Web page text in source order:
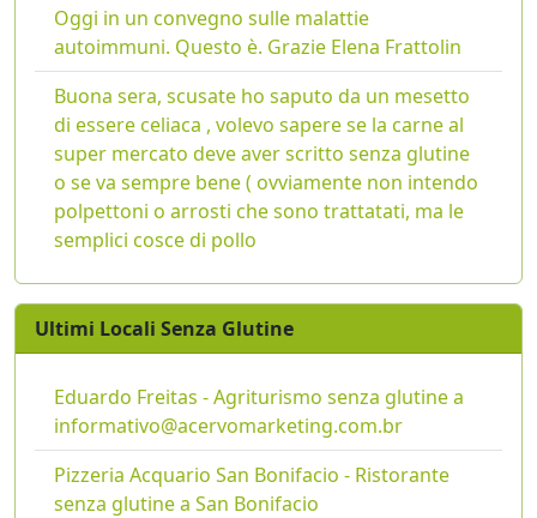
Oggi in un convegno sulle malattie
autoimmuni. Questo è. Grazie Elena Frattolin
Buona sera, scusate ho saputo da un mesetto
di essere celiaca , volevo sapere se la carne al
super mercato deve aver scritto senza glutine
o se va sempre bene ( ovviamente non intendo
polpettoni o arrosti che sono trattatati, ma le
semplici cosce di pollo
Ultimi Locali Senza Glutine
Eduardo Freitas - Agriturismo senza glutine a
informativo@acervomarketing.com.br
Pizzeria Acquario San Bonifacio - Ristorante
senza glutine a San Bonifacio